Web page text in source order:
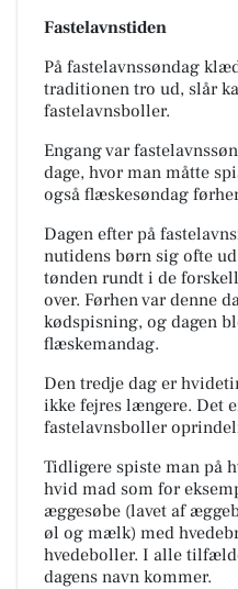
Fastelavnstiden
På fastelavnssøndag
traditionen tro ud, slår
fastelavnsboller.
Engang var
dage, hvor man måtte
også flæskesøndag
Dagen efter på
nutidens børn sig ofte
tønden rundt i de
over. Førhen var denne
kødspisning, og dagen
flæskemandag.
Den tredje dag er
ikke fejres længere. Det
fastelavnsboller
Tidligere spiste man på
hvid mad som for
æggesøbe (lavet af
øl og mælk) med
hvedeboller. I alle
dagens navn kommer.